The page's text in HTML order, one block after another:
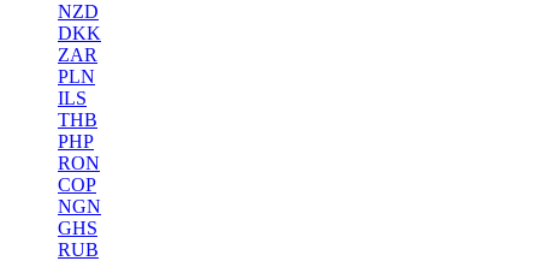
NZD
DKK
ZAR
PLN
ILS
THB
PHP
RON
COP
NGN
GHS
RUB